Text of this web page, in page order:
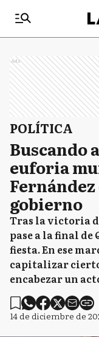
Ads
POLÍTICA
Buscando
euforia
Fernández
gobierno
Tras la victoria
pase a la final de
fiesta. En ese
capitalizar
encabezar un
14 de diciembre de